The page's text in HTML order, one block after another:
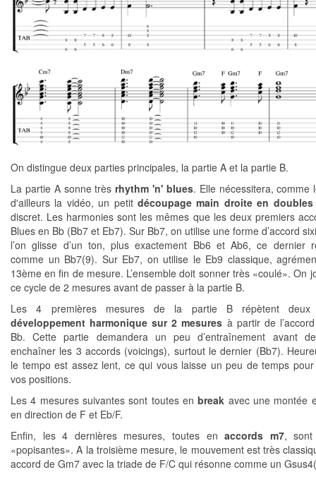
On distingue deux parties principales, la partie A et la partie B.
La partie A sonne très rhythm 'n' blues. Elle nécessitera, comme
d'ailleurs la vidéo, un petit découpage main droite en
discret. Les harmonies sont les mêmes que les deux premiers
Blues en Bb (Bb7 et Eb7). Sur Bb7, on utilise une forme d’accord
l’on glisse d’un ton, plus exactement Bb6 et Ab6, ce dernier
comme un Bb7(9). Sur Eb7, on utilise le Eb9 classique,
13ème en fin de mesure. L’ensemble doit sonner très «coulé». On
ce cycle de 2 mesures avant de passer à la partie B.
Les 4 premières mesures de la partie B répètent
développement harmonique sur 2 mesures à partir de
Bb. Cette partie demandera un peu d’entraînement avant
enchaîner les 3 accords (voicings), surtout le dernier (Bb7).
le tempo est assez lent, ce qui vous laisse un peu de temps
vos positions.
Les 4 mesures suivantes sont toutes enbreak avec une montée
en direction de F et Eb/F.
Enfin, les 4 dernières mesures, toutes enaccords m7, sont
«popisantes». A la troisième mesure, le mouvement est très
accord de Gm7 avec la triade de F/C qui résonne comme un